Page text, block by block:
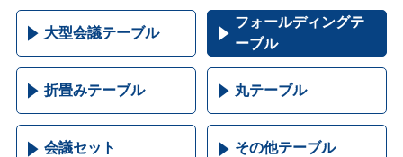
大型会議テーブル
フォールディングテ
ーブル
折畳みテーブル 丸テーブル
会議セット その他テーブル